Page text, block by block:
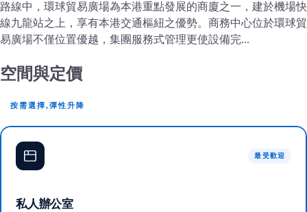
路線中，環球貿易廣場為本港重點發展的商廈之一，建於機場快
線九龍站之上，享有本港交通樞紐之優勢。商務中心位於環球貿
易廣場不僅位置優越，集團服務式管理更使設備完...
空間與定價
按需選擇,彈性升降
最受歡迎
私人辦公室